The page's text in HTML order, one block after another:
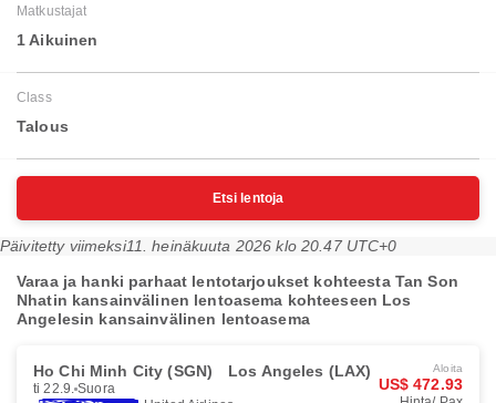
Matkustajat
1 Aikuinen
Class
Talous
Etsi lentoja
Päivitetty viimeksi11. heinäkuuta 2026 klo 20.47 UTC+0
Varaa ja hanki parhaat lentotarjoukset kohteesta Tan Son
Nhatin kansainvälinen lentoasema kohteeseen Los
Angelesin kansainvälinen lentoasema
Ho Chi Minh City (SGN) Los Angeles (LAX)
ti 22.9. Suora
Aloita
US$ 472.93